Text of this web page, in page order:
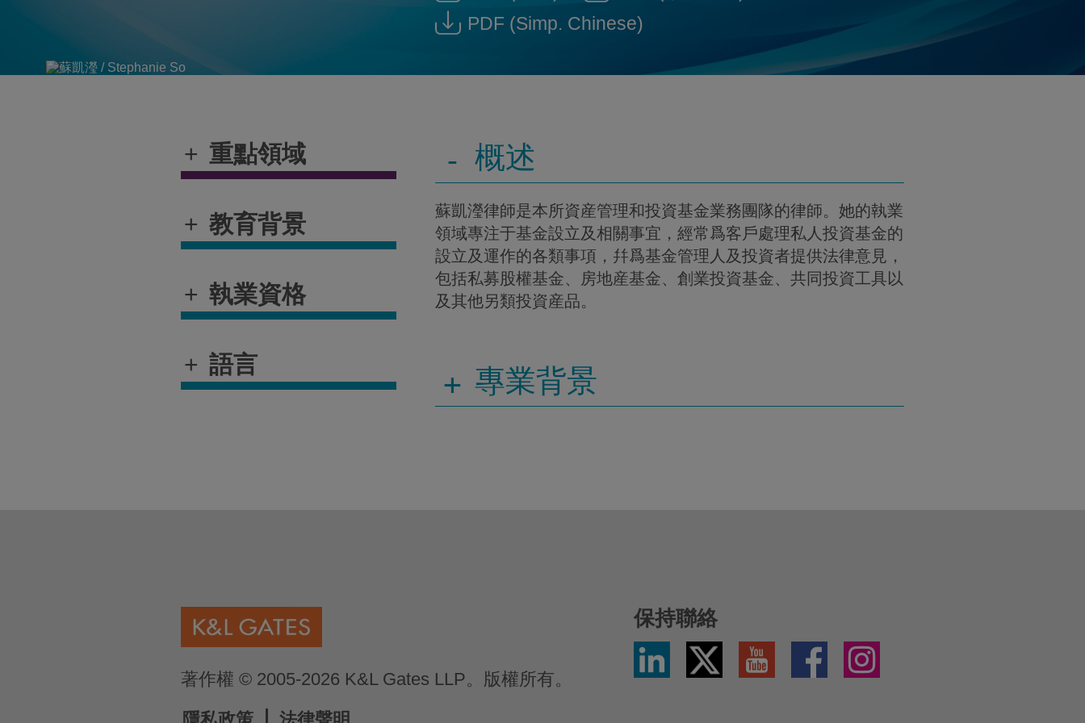
PDF (Simp. Chinese)
Download 蘇凱瀅 / Stephanie So PDF (Simp. Chinese)
+ 重點領域
+ 教育背景
+ 執業資格
+ 語言
- 概述
蘇凱瀅律師是本所資産管理和投資基金業務團隊的律師。她的執業
領域專注于基金設立及相關事宜，經常爲客戶處理私人投資基金的
設立及運作的各類事項，幷爲基金管理人及投資者提供法律意見，
包括私募股權基金、房地産基金、創業投資基金、共同投資工具以
及其他另類投資産品。
+ 專業背景
著作權 © 2005-2026 K&L Gates LLP。版權所有。
保持聯絡
LinkedIn
Twitter
X
YouTube Facebook Instagram